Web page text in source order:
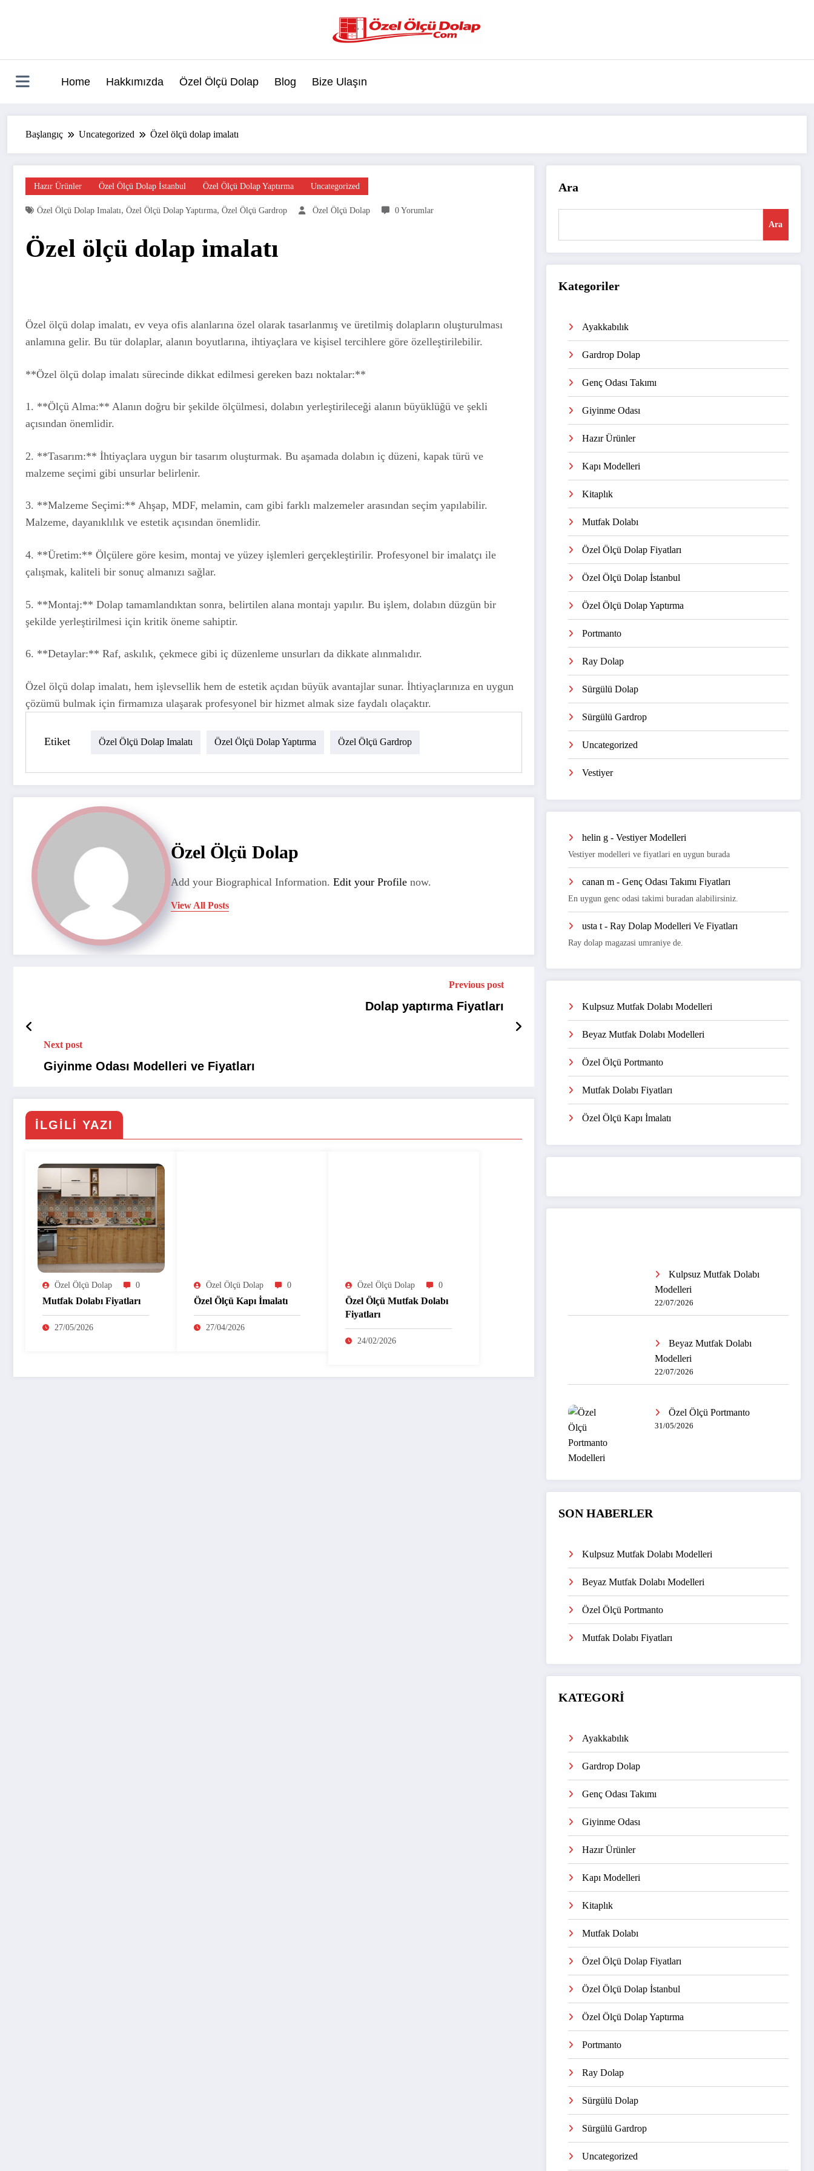
Home Hakkımızda Özel Ölçü Dolap Blog Bize Ulaşın
Başlangıç Uncategorized Özel ölçü dolap imalatı
Hazır Ürünler Özel Ölçü Dolap İstanbul Özel Ölçü Dolap Yaptırma Uncategorized
Özel Ölçü Dolap Imalatı, Özel Ölçü Dolap Yaptırma, Özel Ölçü Gardrop Özel Ölçü Dolap 0 Yorumlar
Özel ölçü dolap imalatı
Özel ölçü dolap imalatı, ev veya ofis alanlarına özel olarak tasarlanmış ve üretilmiş dolapların oluşturulması
anlamına gelir. Bu tür dolaplar, alanın boyutlarına, ihtiyaçlara ve kişisel tercihlere göre özelleştirilebilir.
**Özel ölçü dolap imalatı sürecinde dikkat edilmesi gereken bazı noktalar:**
1. **Ölçü Alma:** Alanın doğru bir şekilde ölçülmesi, dolabın yerleştirileceği alanın büyüklüğü ve şekli
açısından önemlidir.
2. **Tasarım:** İhtiyaçlara uygun bir tasarım oluşturmak. Bu aşamada dolabın iç düzeni, kapak türü ve
malzeme seçimi gibi unsurlar belirlenir.
3. **Malzeme Seçimi:** Ahşap, MDF, melamin, cam gibi farklı malzemeler arasından seçim yapılabilir.
Malzeme, dayanıklılık ve estetik açısından önemlidir.
4. **Üretim:** Ölçülere göre kesim, montaj ve yüzey işlemleri gerçekleştirilir. Profesyonel bir imalatçı ile
çalışmak, kaliteli bir sonuç almanızı sağlar.
5. **Montaj:** Dolap tamamlandıktan sonra, belirtilen alana montajı yapılır. Bu işlem, dolabın düzgün bir
şekilde yerleştirilmesi için kritik öneme sahiptir.
6. **Detaylar:** Raf, askılık, çekmece gibi iç düzenleme unsurları da dikkate alınmalıdır.
Özel ölçü dolap imalatı, hem işlevsellik hem de estetik açıdan büyük avantajlar sunar. İhtiyaçlarınıza en uygun
çözümü bulmak için firmamıza ulaşarak profesyonel bir hizmet almak size faydalı olaçaktır.
Etiket Özel Ölçü Dolap Imalatı Özel Ölçü Dolap Yaptırma Özel Ölçü Gardrop
Özel Ölçü Dolap
Add your Biographical Information. Edit your Profile now.
View All Posts
Previous post
Dolap yaptırma Fiyatları
Next post
Giyinme Odası Modelleri ve Fiyatları
İLGILI YAZI
Özel Ölçü Dolap 0
Mutfak Dolabı Fiyatları
27/05/2026
Özel Ölçü Dolap 0
Özel Ölçü Kapı İmalatı
27/04/2026
Özel Ölçü Dolap 0
Özel Ölçü Mutfak Dolabı
Fiyatları
24/02/2026
Ara
Ara
Kategoriler
Ayakkabılık
Gardrop Dolap
Genç Odası Takımı
Giyinme Odası
Hazır Ürünler
Kapı Modelleri
Kitaplık
Mutfak Dolabı
Özel Ölçü Dolap Fiyatları
Özel Ölçü Dolap İstanbul
Özel Ölçü Dolap Yaptırma
Portmanto
Ray Dolap
Sürgülü Dolap
Sürgülü Gardrop
Uncategorized
Vestiyer
helin g -Vestiyer Modelleri
Vestiyer modelleri ve fiyatlari en uygun burada
canan m -Genç Odası Takımı Fiyatları
En uygun genc odasi takimi buradan alabilirsiniz.
usta t -Ray Dolap Modelleri Ve Fiyatları
Ray dolap magazasi umraniye de.
Kulpsuz Mutfak Dolabı Modelleri
Beyaz Mutfak Dolabı Modelleri
Özel Ölçü Portmanto
Mutfak Dolabı Fiyatları
Özel Ölçü Kapı İmalatı
Kulpsuz Mutfak Dolabı
Modelleri
22/07/2026
Beyaz Mutfak Dolabı
Modelleri
22/07/2026
Özel Ölçü Portmanto
31/05/2026
SON HABERLER
Kulpsuz Mutfak Dolabı Modelleri
Beyaz Mutfak Dolabı Modelleri
Özel Ölçü Portmanto
Mutfak Dolabı Fiyatları
KATEGORİ
Ayakkabılık
Gardrop Dolap
Genç Odası Takımı
Giyinme Odası
Hazır Ürünler
Kapı Modelleri
Kitaplık
Mutfak Dolabı
Özel Ölçü Dolap Fiyatları
Özel Ölçü Dolap İstanbul
Özel Ölçü Dolap Yaptırma
Portmanto
Ray Dolap
Sürgülü Dolap
Sürgülü Gardrop
Uncategorized